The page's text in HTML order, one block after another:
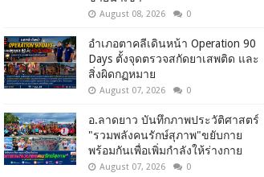
August 08, 2026 0
อำเภอตาคลีเดินหน้า Operation 90
Days ตั้งจุดตรวจสกัดยาเสพติด และ
สิ่งผิดกฏหมาย
August 07, 2026 0
อ.ลาดยาว บันทึกภาพประวัติศาสตร์
"รวมพลังคนรักษ์สุภาพ"ขยับกาย
พร้อมกันเพื่อเพิ่มกำลังให้ร่างกาย
August 07, 2026 0